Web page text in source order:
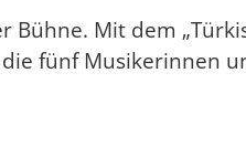
Mit dem
fünf Musikerinnen